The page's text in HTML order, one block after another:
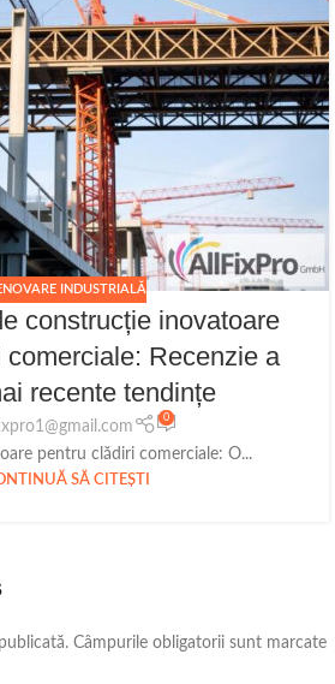
INDUSTRIALĂ
construcție inovatoare
comerciale: Recenzie a
recente tendințe
0
pentru clădiri comerciale: O...
SĂ CITEȘTI
Câmpurile obligatorii sunt marcate